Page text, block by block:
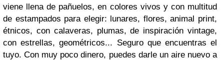
viene llena de pañuelos, en colores vivos y con multitud
de estampados para elegir: lunares, flores, animal print,
étnicos, con calaveras, plumas, de inspiración vintage,
con estrellas, geométricos... Seguro que encuentras el
tuyo. Con muy poco dinero, puedes darle un aire nuevo a